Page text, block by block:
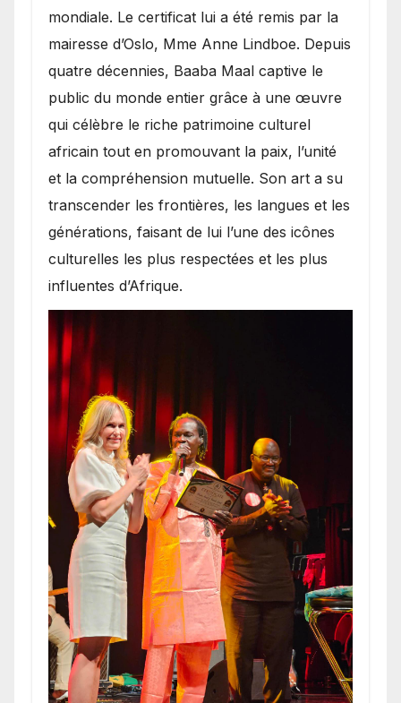
mondiale. Le certificat lui a été remis par la
mairesse d’Oslo, Mme Anne Lindboe. Depuis
quatre décennies, Baaba Maal captive le
public du monde entier grâce à une œuvre
qui célèbre le riche patrimoine culturel
africain tout en promouvant la paix, l’unité
et la compréhension mutuelle. Son art a su
transcender les frontières, les langues et les
générations, faisant de lui l’une des icônes
culturelles les plus respectées et les plus
influentes d’Afrique.